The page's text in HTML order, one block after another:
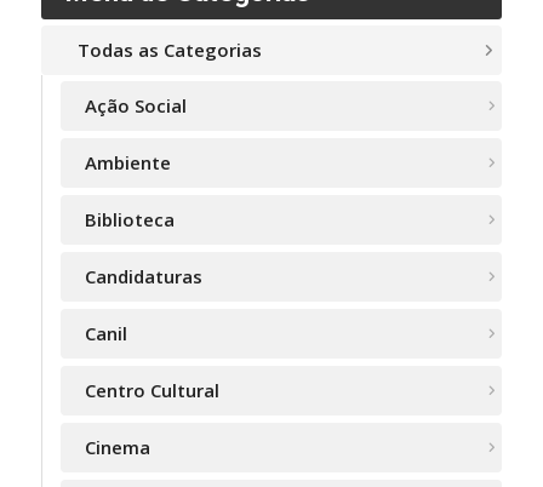
Todas as Categorias
Ação Social
Ambiente
Biblioteca
Candidaturas
Canil
Centro Cultural
Cinema